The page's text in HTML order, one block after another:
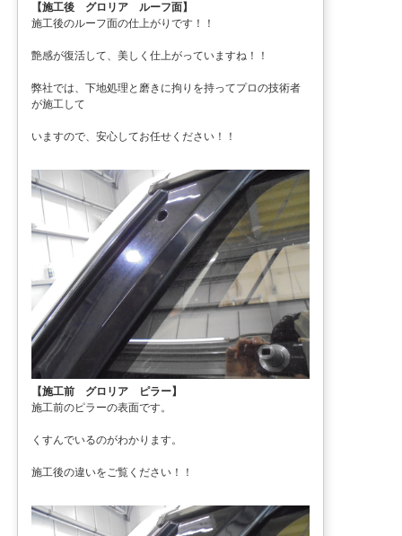
【施工後 グロリア ルーフ面】
施工後のルーフ面の仕上がりです！！
艶感が復活して、美しく仕上がっていますね！！
弊社では、下地処理と磨きに拘りを持ってプロの技術者
が施工して
いますので、安心してお任せください！！
【施工前 グロリア ピラー】
施工前のピラーの表面です。
くすんでいるのがわかります。
施工後の違いをご覧ください！！